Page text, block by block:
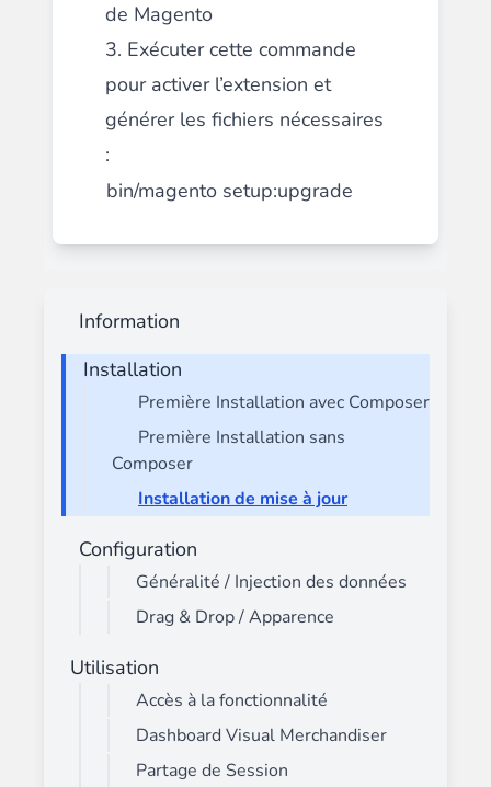
de Magento
3. Exécuter cette commande
pour activer l’extension et
générer les fichiers nécessaires
:
bin/magento setup:upgrade
Information
Installation
Première Installation avec Composer
Première Installation sans
Composer
Installation de mise à jour
Configuration
Généralité / Injection des données
Drag & Drop / Apparence
Utilisation
Accès à la fonctionnalité
Dashboard Visual Merchandiser
Partage de Session